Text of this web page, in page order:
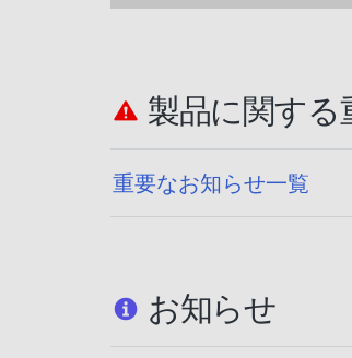
α（アルファ）
製品に関する
重要なお知らせ一覧
お知らせ